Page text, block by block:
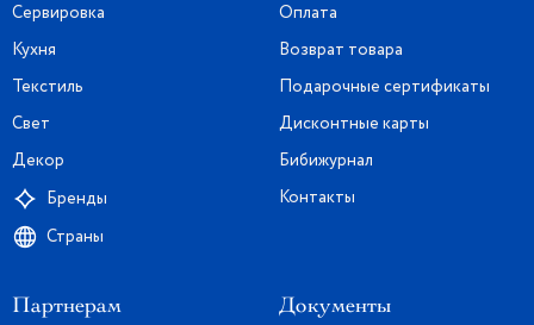
Сервировка
Кухня
Текстиль
Свет
Декор
Бренды
Страны
Оплата
Возврат товара
Подарочные сертификаты
Дисконтные карты
Бибижурнал
Контакты
Партнерам Документы